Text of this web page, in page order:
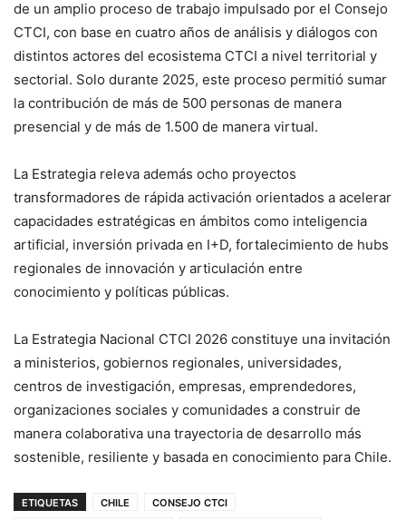
de un amplio proceso de trabajo impulsado por el Consejo
CTCI, con base en cuatro años de análisis y diálogos con
distintos actores del ecosistema CTCI a nivel territorial y
sectorial. Solo durante 2025, este proceso permitió sumar
la contribución de más de 500 personas de manera
presencial y de más de 1.500 de manera virtual.
La Estrategia releva además ocho proyectos
transformadores de rápida activación orientados a acelerar
capacidades estratégicas en ámbitos como inteligencia
artificial, inversión privada en I+D, fortalecimiento de hubs
regionales de innovación y articulación entre
conocimiento y políticas públicas.
La Estrategia Nacional CTCI 2026 constituye una invitación
a ministerios, gobiernos regionales, universidades,
centros de investigación, empresas, emprendedores,
organizaciones sociales y comunidades a construir de
manera colaborativa una trayectoria de desarrollo más
sostenible, resiliente y basada en conocimiento para Chile.
ETIQUETAS CHILE
CONSEJO CTCI